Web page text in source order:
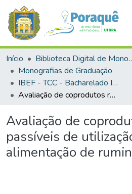
Início
Biblioteca
Monografias de Graduação
IBEF - TCC - Bacharelado Interdisciplinar em Ciências Agrárias
Avaliação de coprodutos regionais passíveis de utilização na alimentação de ruminantes
Avaliação de
passíveis de
alimentação de